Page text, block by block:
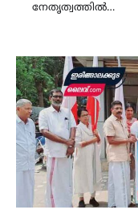
നേതൃത്വത്തിൽ…